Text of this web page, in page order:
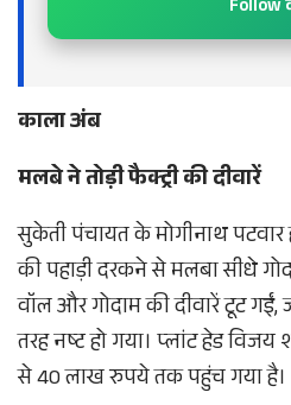
Follow
काला अंब
मलबे ने तोड़ी फैक्ट्री की दीवारें
सुकेती पंचायत के मोगीनाथ
की पहाड़ी दरकने से मलबा सीधे
वॉल और गोदाम की दीवारें टूट
तरह नष्ट हो गया। प्लांट हेड विजय
से 40 लाख रुपये तक पहुंच गया है।